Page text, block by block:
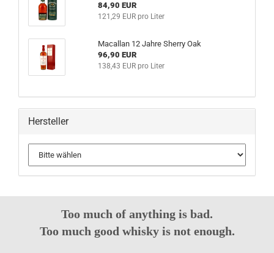
84,90 EUR
121,29 EUR pro Liter
Macallan 12 Jahre Sherry Oak
96,90 EUR
138,43 EUR pro Liter
Hersteller
Too much of anything is bad.
Too much good whisky is not enough.